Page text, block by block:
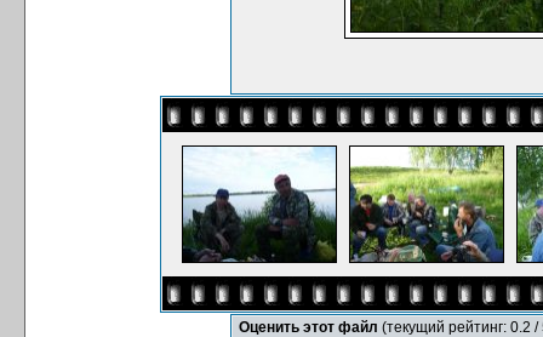
Оценить этот файл (текущий рейтинг: 0.2 /